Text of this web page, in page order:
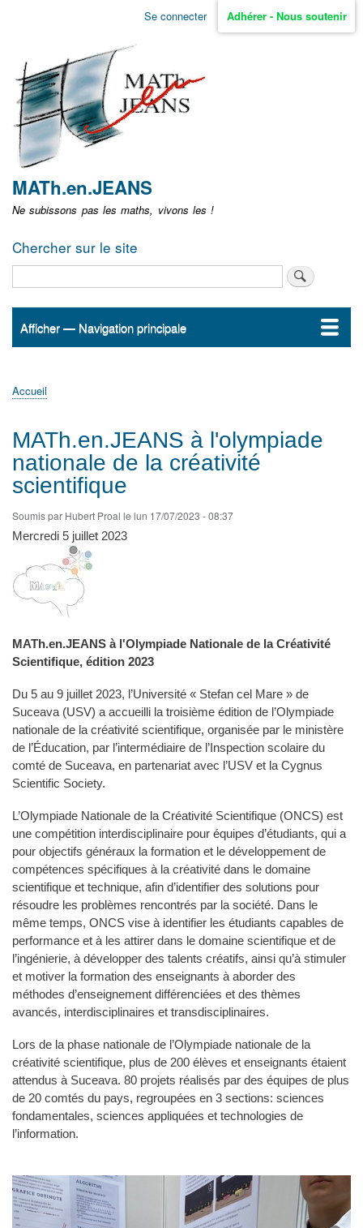
Aller
non
identifié
Se connecter Adhérer - Nous soutenir
MATh.en.JEANS
Ne subissons pas les maths, vivons les !
Chercher sur le site
Navigation
Afficher — Navigation principale
Accueil
ActualitésMATh.en.JEANS ?
Régions et Ateliers
Créer, gérer un atelier
Sujets/Publications
Congrès
d'Ariane
Accueil
MATh.en.JEANS à l'olympiade
nationale de la créativité
scientifique
Soumis par Hubert Proal le lun 17/07/2023 - 08:37
Mercredi 5 juillet 2023
MATh.en.JEANS à l'Olympiade Nationale de la Créativité
Scientifique, édition 2023
Du 5 au 9 juillet 2023, l’Université « Stefan cel Mare » de
Suceava (USV) a accueilli la troisième édition de l’Olympiade
nationale de la créativité scientifique, organisée par le ministère
de l’Éducation, par l’intermédiaire de l’Inspection scolaire du
comté de Suceava, en partenariat avec l’USV et la Cygnus
Scientific Society.
L’Olympiade Nationale de la Créativité Scientifique (ONCS) est
une compétition interdisciplinaire pour équipes d’étudiants, qui a
pour objectifs généraux la formation et le développement de
compétences spécifiques à la créativité dans le domaine
scientifique et technique, afin d’identifier des solutions pour
résoudre les problèmes rencontrés par la société. Dans le
même temps, ONCS vise à identifier les étudiants capables de
performance et à les attirer dans le domaine scientifique et de
l’ingénierie, à développer des talents créatifs, ainsi qu’à stimuler
et motiver la formation des enseignants à aborder des
méthodes d’enseignement différenciées et des thèmes
avancés, interdisciplinaires et transdisciplinaires.
Lors de la phase nationale de l’Olympiade nationale de la
créativité scientifique, plus de 200 élèves et enseignants étaient
attendus à Suceava. 80 projets réalisés par des équipes de plus
de 20 comtés du pays, regroupées en 3 sections: sciences
fondamentales, sciences appliquées et technologies de
l’information.